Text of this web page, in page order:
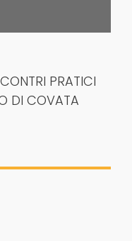
PRATICI
DI COVATA